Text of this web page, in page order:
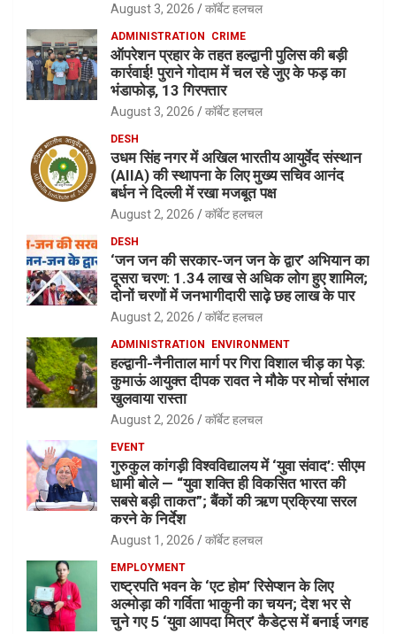
August 3, 2026 कॉर्बेट हलचल
ADMINISTRATION CRIME
ऑपरेशन प्रहार के तहत हल्द्वानी पुलिस की बड़ी
कार्रवाई! पुराने गोदाम में चल रहे जुए के फड़ का
भंडाफोड़, 13 गिरफ्तार
August 3, 2026 कॉर्बेट हलचल
DESH
उधम सिंह नगर में अखिल भारतीय आयुर्वेद संस्थान
(AIIA) की स्थापना के लिए मुख्य सचिव आनंद
बर्धन ने दिल्ली में रखा मजबूत पक्ष
August 2, 2026 कॉर्बेट हलचल
DESH
‘जन जन की सरकार-जन जन के द्वार’ अभियान का
दूसरा चरण: 1.34 लाख से अधिक लोग हुए शामिल;
दोनों चरणों में जनभागीदारी साढ़े छह लाख के पार
August 2, 2026 कॉर्बेट हलचल
ADMINISTRATION ENVIRONMENT
हल्द्वानी-नैनीताल मार्ग पर गिरा विशाल चीड़ का पेड़:
कुमाऊं आयुक्त दीपक रावत ने मौके पर मोर्चा संभाल
खुलवाया रास्ता
August 2, 2026 कॉर्बेट हलचल
EVENT
गुरुकुल कांगड़ी विश्वविद्यालय में ‘युवा संवाद’: सीएम
धामी बोले — “युवा शक्ति ही विकसित भारत की
सबसे बड़ी ताकत”; बैंकों की ऋण प्रक्रिया सरल
करने के निर्देश
August 1, 2026 कॉर्बेट हलचल
EMPLOYMENT
राष्ट्रपति भवन के ‘एट होम’ रिसेप्शन के लिए
अल्मोड़ा की गर्विता भाकुनी का चयन; देश भर से
चुने गए 5 ‘युवा आपदा मित्र’ कैडेट्स में बनाई जगह